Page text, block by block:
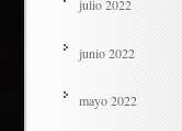
julio 2022
junio 2022
mayo 2022